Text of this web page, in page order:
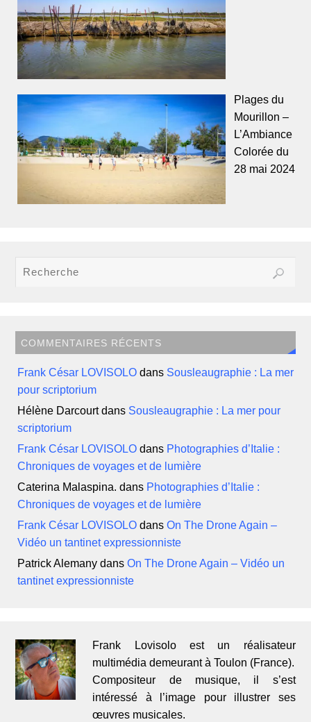
Plages du
Mourillon –
L’Ambiance
Colorée du
28 mai 2024
COMMENTAIRES RÉCENTS
Frank César LOVISOLO dans Sousleaugraphie : La mer
pour scriptorium
Hélène Darcourtdans Sousleaugraphie : La mer pour
scriptorium
Frank César LOVISOLO dans Photographies d’Italie :
Chroniques de voyages et de lumière
Caterina Malaspina. dans Photographies d’Italie :
Chroniques de voyages et de lumière
Frank César LOVISOLO dansOn The Drone Again –
Vidéo un tantinet expressionniste
Patrick Alemany dansOn The Drone Again – Vidéo un
tantinet expressionniste
Frank Lovisolo est un réalisateur
multimédia demeurant à Toulon (France).
Compositeur de musique, il s’est
intéressé à l’image pour illustrer ses
œuvres musicales.